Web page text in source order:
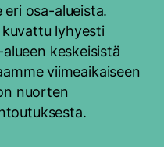
osa-alueista.
lyhyesti
keskeisistä
viimeaikaiseen
nuorten